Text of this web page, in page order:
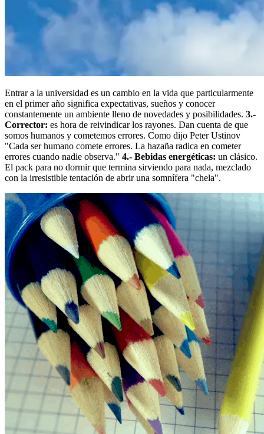
Entrar a la universidad es un cambio en la vida que particularmente
en el primer año significa expectativas, sueños y conocer
constantemente un ambiente lleno de novedades y posibilidades. 3.-
Corrector: es hora de reivindicar los rayones. Dan cuenta de que
somos humanos y cometemos errores. Como dijo Peter Ustinov
"Cada ser humano comete errores. La hazaña radica en cometer
errores cuando nadie observa." 4.- Bebidas energéticas: un clásico.
El pack para no dormir que termina sirviendo para nada, mezclado
con la irresistible tentación de abrir una somnífera "chela".